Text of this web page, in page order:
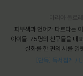
피부색과 언어가 다르다는
아이들. 75명의 친구들을 대
실화를 한 편의 시를 읽
[단독] 독서집게 /